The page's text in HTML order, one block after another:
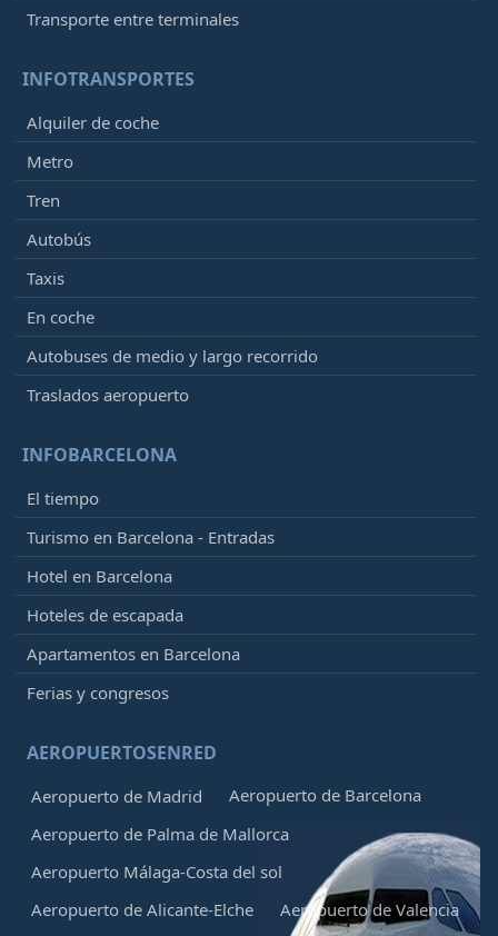
Transporte entre terminales
INFOTRANSPORTES
Alquiler de coche
Metro
Tren
Autobús
Taxis
En coche
Autobuses de medio y largo recorrido
Traslados aeropuerto
INFOBARCELONA
El tiempo
Turismo en Barcelona - Entradas
Hotel en Barcelona
Hoteles de escapada
Apartamentos en Barcelona
Ferias y congresos
AEROPUERTOSENRED
Aeropuerto de Madrid
Aeropuerto de Barcelona
Aeropuerto de Palma de Mallorca
Aeropuerto Málaga-Costa del sol
Aeropuerto de Alicante-Elche
Aeropuerto de Valencia